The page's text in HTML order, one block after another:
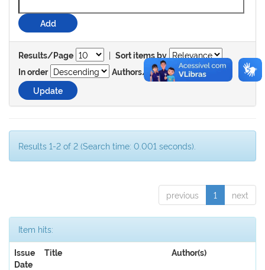
Results/Page | Sort items by
In order
Authors/record
Results 1-2 of 2 (Search time: 0.001 seconds).
previous 1 next
Item hits:
Issue
Date
Title Author(s)